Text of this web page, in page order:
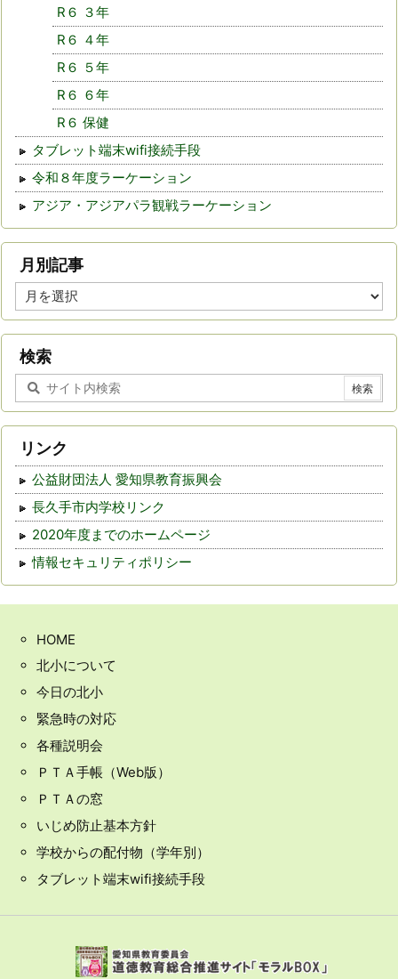
R６ ３年
R６ ４年
R６ ５年
R６ ６年
R６ 保健
タブレット端末wifi接続手段
令和８年度ラーケーション
アジア・アジアパラ観戦ラーケーション
月別記事
月
別
記
検索
リンク
公益財団法人 愛知県教育振興会
長久手市内学校リンク
2020年度までのホームページ
情報セキュリティポリシー
HOME
北小について
今日の北小
緊急時の対応
各種説明会
ＰＴＡ手帳（Web版）
ＰＴＡの窓
いじめ防止基本方針
学校からの配付物（学年別）
タブレット端末wifi接続手段